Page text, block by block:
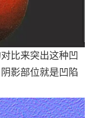
比来突出这种凹
影部位就是凹陷